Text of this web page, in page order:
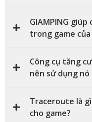
GIAMPING
trong game
Công cụ tăng
nên sử dụng nó
Traceroute là
cho game?